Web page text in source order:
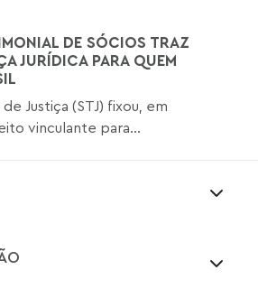
DE SÓCIOS TRAZ
JURÍDICA PARA QUEM
Justiça (STJ) fixou, em
vinculante para...